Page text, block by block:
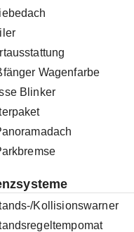
Wagenfarbe
Blinker
Kollisionswarner